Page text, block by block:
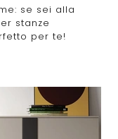
se sei alla
stanze
per te!